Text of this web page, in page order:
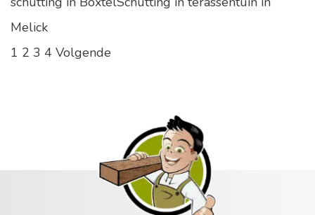
Melick
1 2 3 4 Volgende